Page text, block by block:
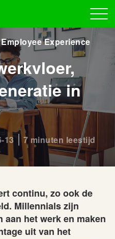
Employee Experience
in
13 7 minuten leestijd
continu, zo ook de
Millennials zijn
het werk en maken
uit van het